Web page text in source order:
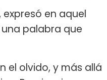
en aquel
palabra que
el olvido, y más allá